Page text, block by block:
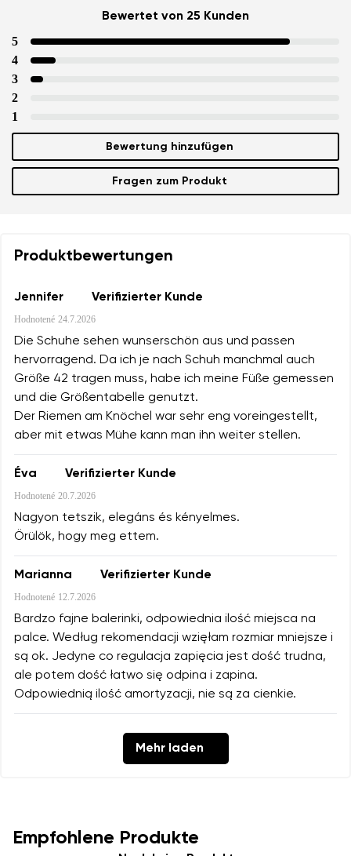
Bewertet von 25 Kunden
5
4
3
2
1
Bewertung hinzufügen
Fragen zum Produkt
Produktbewertungen
Jennifer Verifizierter Kunde
Hodnotené 24.7.2026
Die Schuhe sehen wunserschön aus und passen
hervorragend. Da ich je nach Schuh manchmal auch
Größe 42 tragen muss, habe ich meine Füße gemessen
und die Größentabelle genutzt.
Der Riemen am Knöchel war sehr eng voreingestellt,
aber mit etwas Mühe kann man ihn weiter stellen.
Éva Verifizierter Kunde
Hodnotené 20.7.2026
Nagyon tetszik, elegáns és kényelmes.
Örülök, hogy meg ettem.
Marianna Verifizierter Kunde
Hodnotené 12.7.2026
Bardzo fajne balerinki, odpowiednia ilość miejsca na
palce. Według rekomendacji wzięłam rozmiar mniejsze i
są ok. Jedyne co regulacja zapięcia jest dość trudna,
ale potem dość łatwo się odpina i zapina.
Odpowiednią ilość amortyzacji, nie są za cienkie.
Mehr laden
Empfohlene Produkte